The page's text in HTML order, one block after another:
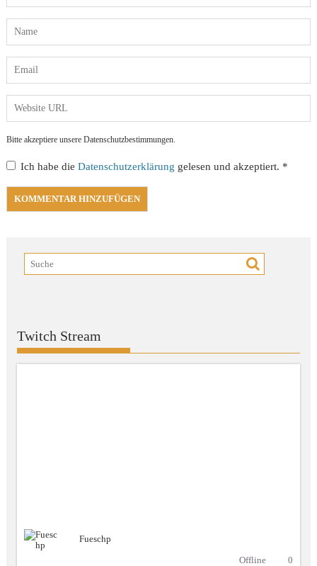
Bitte akzeptiere unsere Datenschutzbestimmungen.
Ich habe dieDatenschutzerklärung gelesen und akzeptiert. *
Twitch Stream
Fueschp
Offline
0